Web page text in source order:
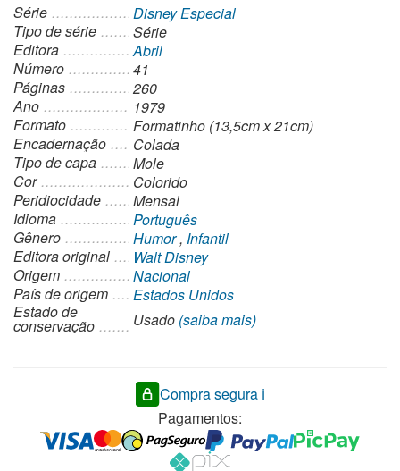
Série
Disney Especial
Tipo de série
Série
Editora
Abril
Número
41
Páginas
260
Ano
1979
Formato
Formatinho (13,5cm x 21cm)
Encadernação
Colada
Tipo de capa
Mole
Cor
Colorido
Peridiocidade
Mensal
Idioma
Português
Gênero
Humor, Infantil
Editora original
Walt Disney
Origem
Nacional
País de origem
Estados Unidos
Estado de
conservação Usado (saiba mais)
Compra segura ℹ️
Pagamentos: